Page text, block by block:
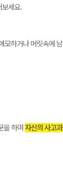
보세요.
모하거나 머릿속에
을 하며 자신의 사고